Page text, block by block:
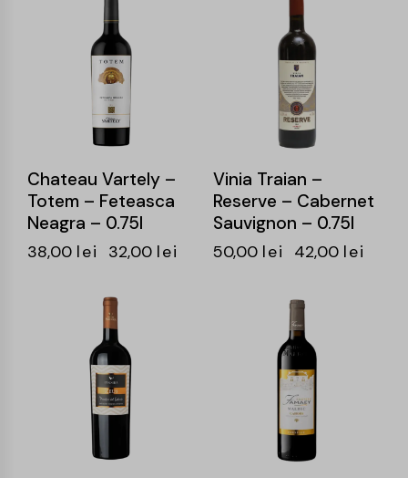
Chateau Vartely –
Totem – Feteasca
Neagra – 0.75l
38,00 lei 32,00 lei
Vinia Traian –
Reserve – Cabernet
Sauvignon – 0.75l
50,00 lei 42,00 lei